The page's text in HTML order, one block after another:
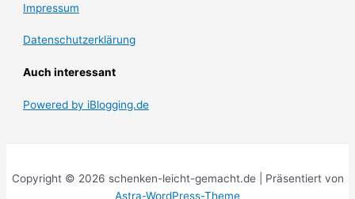
Impressum
Datenschutzerklärung
Auch interessant
Powered by iBlogging.de
Copyright © 2026 schenken-leicht-gemacht.de | Präsentiert von
Astra-WordPress-Theme